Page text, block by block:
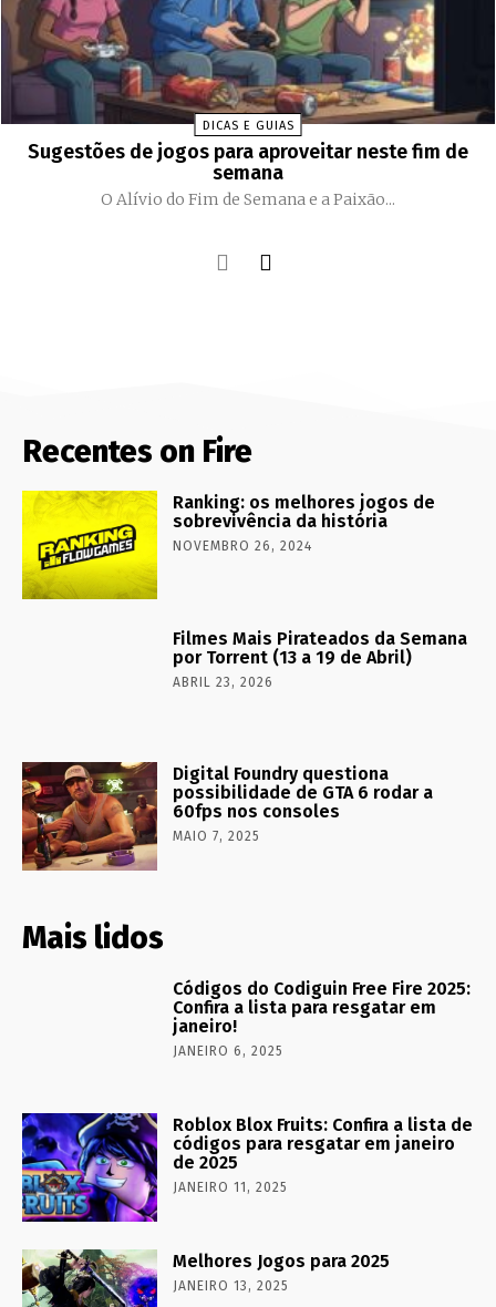
DICAS E GUIAS
Sugestões de jogos para aproveitar neste fim de
semana
O Alívio do Fim de Semana e a Paixão...
Recentes on Fire
Ranking: os melhores jogos de
sobrevivência da história
NOVEMBRO 26, 2024
Filmes Mais Pirateados da Semana
por Torrent (13 a 19 de Abril)
ABRIL 23, 2026
Digital Foundry questiona
possibilidade de GTA 6 rodar a
60fps nos consoles
MAIO 7, 2025
Mais lidos
Códigos do Codiguin Free Fire 2025:
Confira a lista para resgatar em
janeiro!
JANEIRO 6, 2025
Roblox Blox Fruits: Confira a lista de
códigos para resgatar em janeiro
de 2025
JANEIRO 11, 2025
Melhores Jogos para 2025
JANEIRO 13, 2025